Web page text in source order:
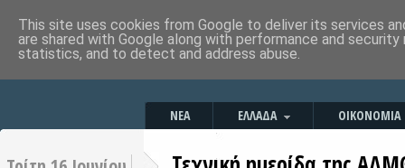
ΝΕΑ ΕΛΛΑΔΑ ΟΙΚΟΝΟΜΙΑ
This site uses cookies from Google to deliver its services
are shared with Google along with performance and
statistics, and to detect and address abuse.